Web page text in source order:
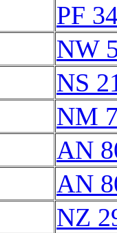
PF
NW
NS
NM
AN
AN
NZ